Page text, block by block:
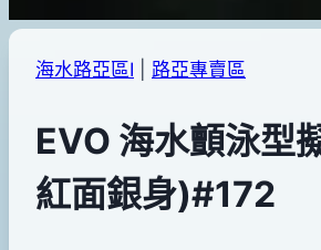
海水路亞區Ⅰ 路亞專賣區
EVO 海水顫泳型
紅面銀身)#172